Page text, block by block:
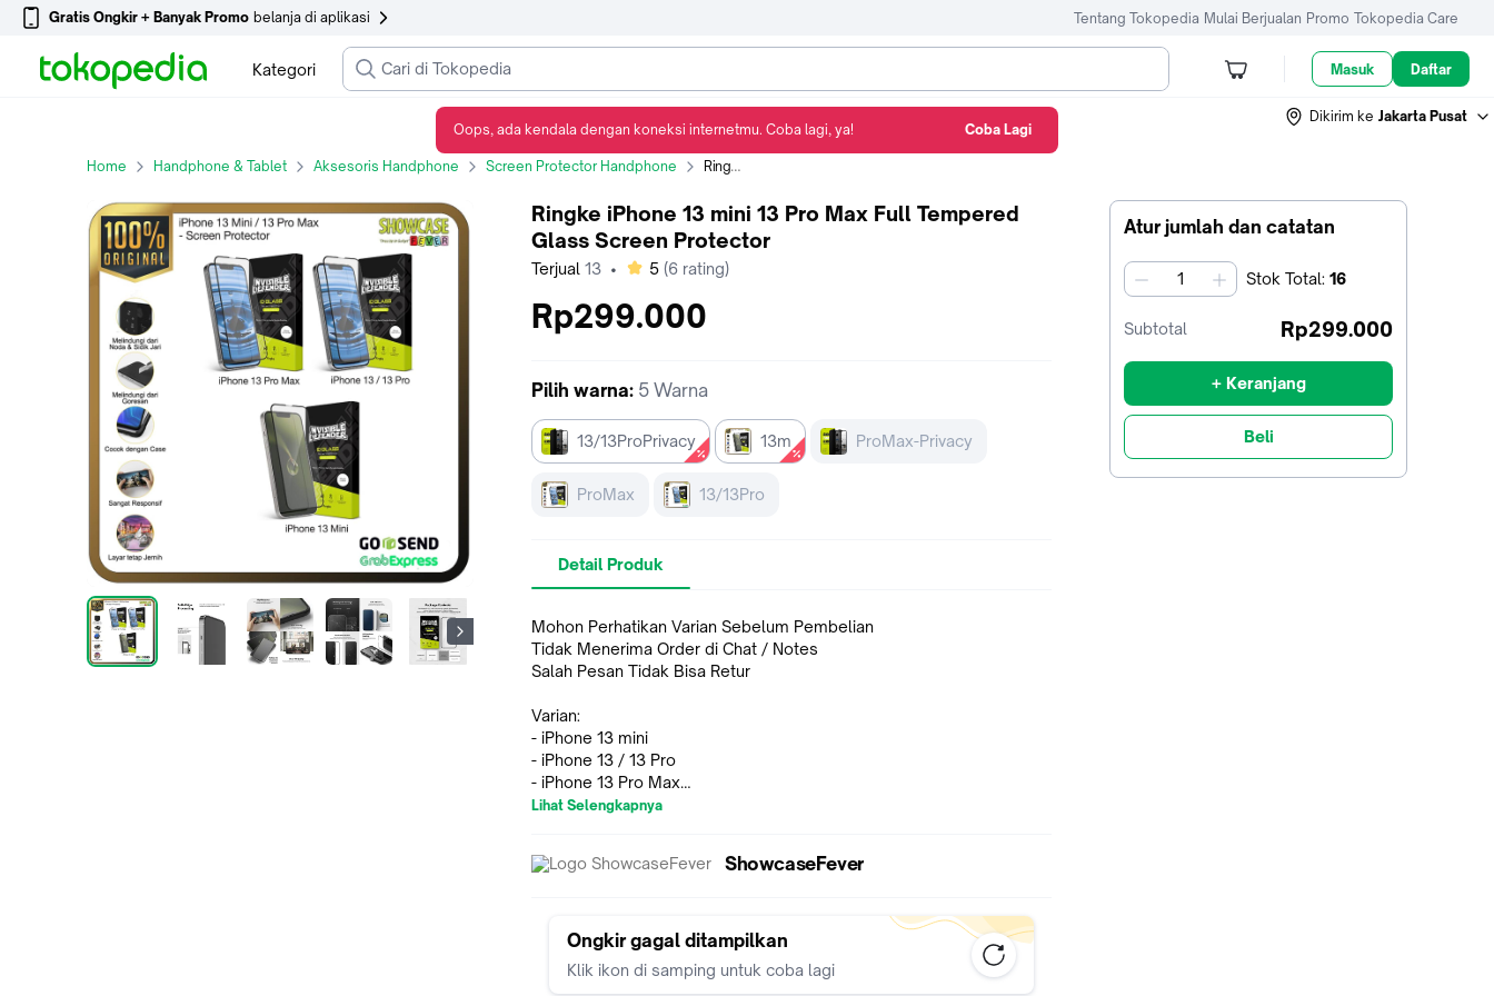
Gratis Ongkir + Banyak Promo belanja di aplikasi Tentang Tokopedia Mulai Berjualan Promo Tokopedia Care
Kategori Masuk Daftar
Dikirim ke Jakarta Pusat
Home Handphone & Tablet Aksesoris Handphone Screen Protector Handphone Ringke iPhone 13 mini 13 Pro Max Full Tempered Glass Screen Protector
Atur jumlah dan catatan
jumlah Stok Total: 16
Subtotal Rp299.000
+ Keranjang
Beli
Ringke iPhone 13 mini 13 Pro Max Full Tempered
Glass Screen Protector
Terjual 13 • bintang
5 (6 rating)
Rp299.000
Pilih warna: 5 Warna
13/13ProPrivacy 13m ProMax-Privacy
ProMax 13/13Pro
Detail Produk
Mohon Perhatikan Varian Sebelum Pembelian
Tidak Menerima Order di Chat / Notes
Salah Pesan Tidak Bisa Retur
Varian:
- iPhone 13 mini
- iPhone 13 / 13 Pro
- iPhone 13 Pro Max
https://is.gd/VZmLc8
https://is.gd/IfQGDL
Griptok
Lihat Selengkapnya
ShowcaseFever
Ongkir gagal ditampilkan
Klik ikon di samping untuk coba lagi
Oops, ada kendala dengan koneksi internetmu. Coba lagi, ya! Coba Lagi